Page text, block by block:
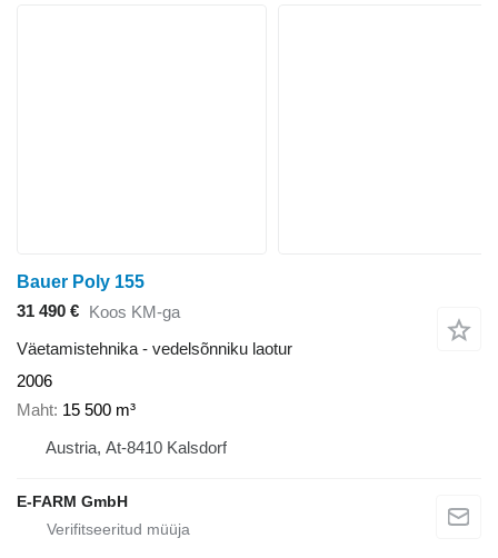
Bauer Poly 155
31 490 € Koos KM-ga
Väetamistehnika - vedelsõnniku laotur
2006
Maht 15 500 m³
Austria, At-8410 Kalsdorf
E-FARM GmbH